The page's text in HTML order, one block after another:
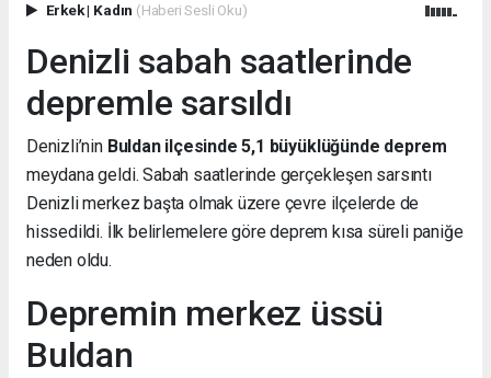
Erkek| Kadın (Haberi Sesli Oku)
Denizli sabah saatlerinde
depremle sarsıldı
Denizli’nin Buldan ilçesinde 5,1 büyüklüğünde deprem
meydana geldi. Sabah saatlerinde gerçekleşen sarsıntı
Denizli merkez başta olmak üzere çevre ilçelerde de
hissedildi. İlk belirlemelere göre deprem kısa süreli paniğe
neden oldu.
Depremin merkez üssü
Buldan